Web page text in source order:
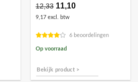
12,33 Oorspronkelijke
prijs
was:
11,10Huidige
9,17 excl. btw
6 beoordelingen
Op voorraad
Bekijk product >